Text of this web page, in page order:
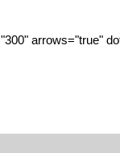
arrows="true"